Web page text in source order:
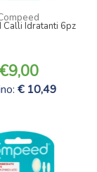
Calli Idratanti 6pz
9,00
10,49